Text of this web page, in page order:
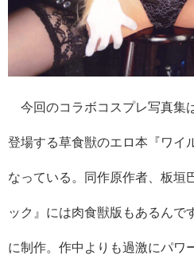
今回のコラボコスプレ写真集
登場する草食獣のエロ本『ワイ
なっている。同作原作者、板垣
ック』には肉食獣版もあるんで
に制作。作中よりも過激にパワ